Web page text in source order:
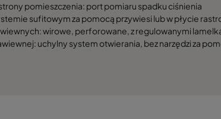
pomieszczenia: port pomiaru spadku ciśnienia
sufitowym za pomocą przywiesi lub w płycie
wirowe, perforowane, z regulowanymi
uchylny system otwierania, bez narzędzi za